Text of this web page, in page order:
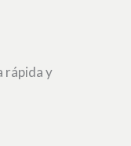
rápida y